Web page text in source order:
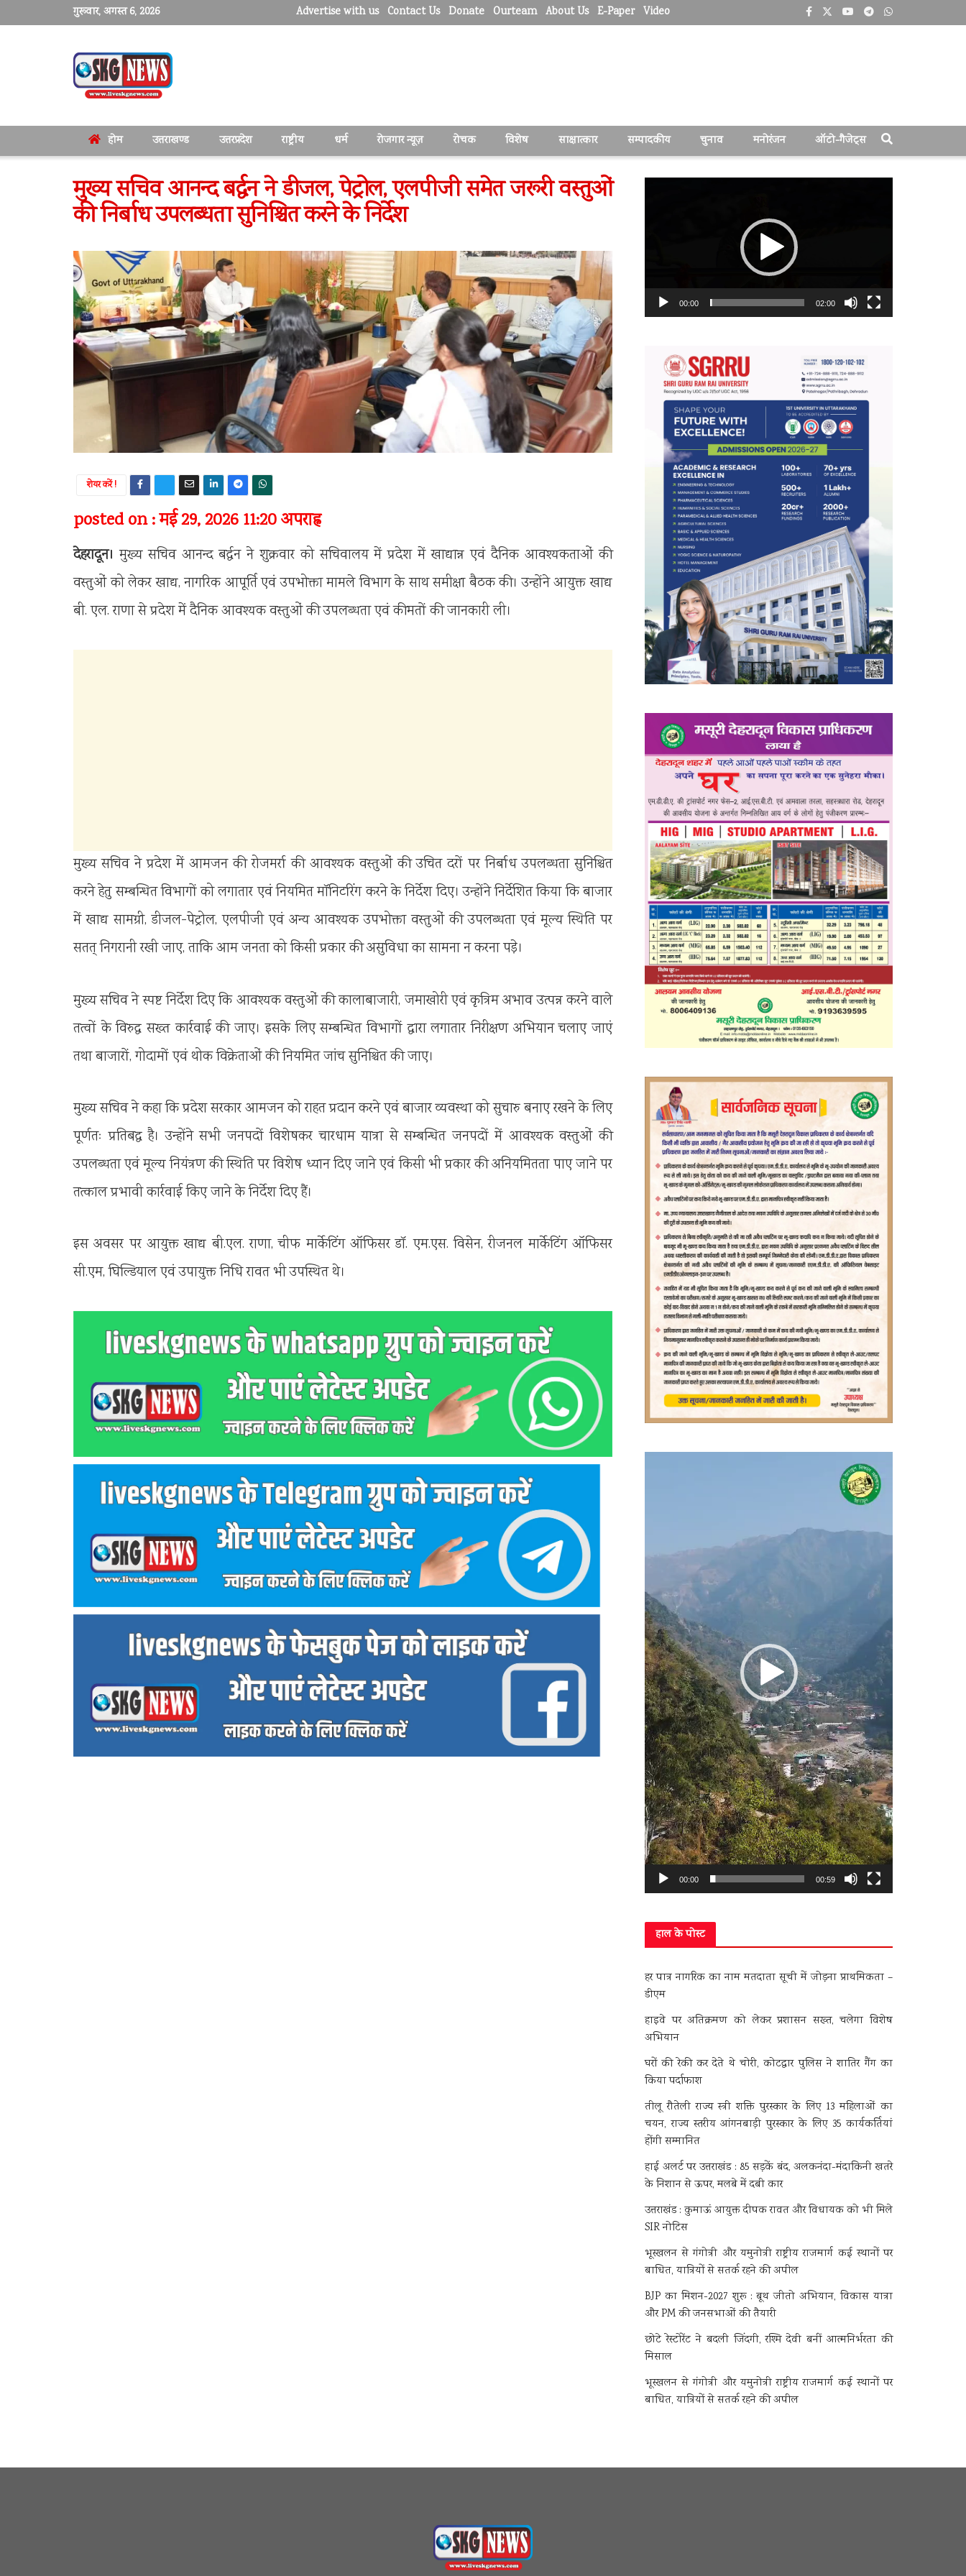
गुरूवार, अगस्त 6, 2026 Advertise with us Contact Us Donate Ourteam About Us E-Paper Video
होम उत्तराखण्ड उत्तरप्रदेश राष्ट्रीय धर्म रोजगार न्यूज़ रोचक विशेष साक्षात्कार सम्पादकीय चुनाव मनोरंजन ऑटो-गैजेट्स
मुख्य सचिव आनन्द बर्द्धन ने डीजल, पेट्रोल, एलपीजी समेत जरूरी वस्तुओं
की निर्बाध उपलब्धता सुनिश्चित करने के निर्देश
शेयर करें !
posted on : मई 29, 2026 11:20 अपराह्न
देहरादून। मुख्य सचिव आनन्द बर्द्धन ने शुक्रवार को सचिवालय में प्रदेश में खाद्यान्न एवं दैनिक आवश्यकताओं की
वस्तुओं को लेकर खाद्य, नागरिक आपूर्ति एवं उपभोक्ता मामले विभाग के साथ समीक्षा बैठक की। उन्होंने आयुक्त खाद्य
बी. एल. राणा से प्रदेश में दैनिक आवश्यक वस्तुओं की उपलब्धता एवं कीमतों की जानकारी ली।
मुख्य सचिव ने प्रदेश में आमजन की रोजमर्रा की आवश्यक वस्तुओं की उचित दरों पर निर्बाध उपलब्धता सुनिश्चित
करने हेतु सम्बन्धित विभागों को लगातार एवं नियमित मॉनिटरिंग करने के निर्देश दिए। उन्होंने निर्देशित किया कि बाजार
में खाद्य सामग्री, डीजल-पेट्रोल, एलपीजी एवं अन्य आवश्यक उपभोक्ता वस्तुओं की उपलब्धता एवं मूल्य स्थिति पर
सतत् निगरानी रखी जाए, ताकि आम जनता को किसी प्रकार की असुविधा का सामना न करना पड़े।
मुख्य सचिव ने स्पष्ट निर्देश दिए कि आवश्यक वस्तुओं की कालाबाजारी, जमाखोरी एवं कृत्रिम अभाव उत्पन्न करने वाले
तत्वों के विरुद्ध सख्त कार्रवाई की जाए। इसके लिए सम्बन्धित विभागों द्वारा लगातार निरीक्षण अभियान चलाए जाएं
तथा बाजारों, गोदामों एवं थोक विक्रेताओं की नियमित जांच सुनिश्चित की जाए।
मुख्य सचिव ने कहा कि प्रदेश सरकार आमजन को राहत प्रदान करने एवं बाजार व्यवस्था को सुचारु बनाए रखने के लिए
पूर्णतः प्रतिबद्ध है। उन्होंने सभी जनपदों विशेषकर चारधाम यात्रा से सम्बन्धित जनपदों में आवश्यक वस्तुओं की
उपलब्धता एवं मूल्य नियंत्रण की स्थिति पर विशेष ध्यान दिए जाने एवं किसी भी प्रकार की अनियमितता पाए जाने पर
तत्काल प्रभावी कार्रवाई किए जाने के निर्देश दिए हैं।
इस अवसर पर आयुक्त खाद्य बी.एल. राणा, चीफ मार्केटिंग ऑफिसर डॉ. एम.एस. विसेन, रीजनल मार्केटिंग ऑफिसर
सी.एम, घिल्डियाल एवं उपायुक्त निधि रावत भी उपस्थित थे।
00:00 02:00
00:00 00:59
हाल के पोस्ट
हर पात्र नागरिक का नाम मतदाता सूची में जोड़ना प्राथमिकता –
डीएम
हाइवे पर अतिक्रमण को लेकर प्रशासन सख्त, चलेगा विशेष
अभियान
घरों की रेकी कर देते थे चोरी, कोटद्वार पुलिस ने शातिर गैंग का
किया पर्दाफाश
तीलू रौतेली राज्य स्त्री शक्ति पुरस्कार के लिए 13 महिलाओं का
चयन, राज्य स्तरीय आंगनबाड़ी पुरस्कार के लिए 35 कार्यकर्तियां
होंगी सम्मानित
हाई अलर्ट पर उत्तराखंड : 85 सड़कें बंद, अलकनंदा-मंदाकिनी खतरे
के निशान से ऊपर, मलबे में दबी कार
उत्तराखंड : कुमाऊं आयुक्त दीपक रावत और विधायक को भी मिले
SIR नोटिस
भूस्खलन से गंगोत्री और यमुनोत्री राष्ट्रीय राजमार्ग कई स्थानों पर
बाधित, यात्रियों से सतर्क रहने की अपील
BJP का मिशन-2027 शुरू : बूथ जीतो अभियान, विकास यात्रा
और PM की जनसभाओं की तैयारी
छोटे रेस्टोरेंट ने बदली जिंदगी, रश्मि देवी बनीं आत्मनिर्भरता की
मिसाल
भूस्खलन से गंगोत्री और यमुनोत्री राष्ट्रीय राजमार्ग कई स्थानों पर
बाधित, यात्रियों से सतर्क रहने की अपील